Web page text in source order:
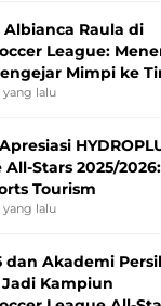
Raula di
League:
Mimpi ke
lalu
Stars 2025/2026:
Tourism
lalu
dan Akademi
Kampiun